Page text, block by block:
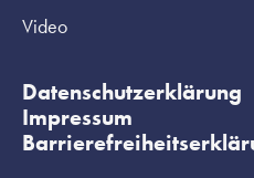
Video
Datenschutzerklärung
Impressum